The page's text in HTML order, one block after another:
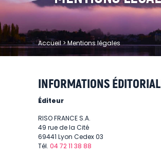
Accueil>Mentions légales
INFORMATIONS
Éditeur
RISO FRANCE S.A.
49 rue de la Cité
69441 Lyon Cedex 03
Tél. 04 72 11 38 88